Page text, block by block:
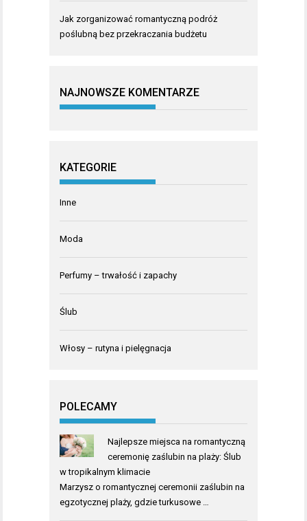
Jak zorganizować romantyczną podróż
poślubną bez przekraczania budżetu
NAJNOWSZE KOMENTARZE
KATEGORIE
Inne
Moda
Perfumy – trwałość i zapachy
Ślub
Włosy – rutyna i pielęgnacja
POLECAMY
Najlepsze miejsca na romantyczną
ceremonię zaślubin na plaży: Ślub
w tropikalnym klimacie
Marzysz o romantycznej ceremonii zaślubin na
egzotycznej plaży, gdzie turkusowe …